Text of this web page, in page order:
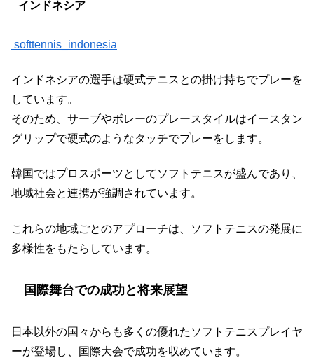
インドネシア
softtennis_indonesia
インドネシアの選手は硬式テニスとの掛け持ちでプレーを
しています。
そのため、サーブやボレーのプレースタイルはイースタン
グリップで硬式のようなタッチでプレーをします。
韓国ではプロスポーツとしてソフトテニスが盛んであり、
地域社会と連携が強調されています。
これらの地域ごとのアプローチは、ソフトテニスの発展に
多様性をもたらしています。
国際舞台での成功と将来展望
日本以外の国々からも多くの優れたソフトテニスプレイヤ
ーが登場し、国際大会で成功を収めています。